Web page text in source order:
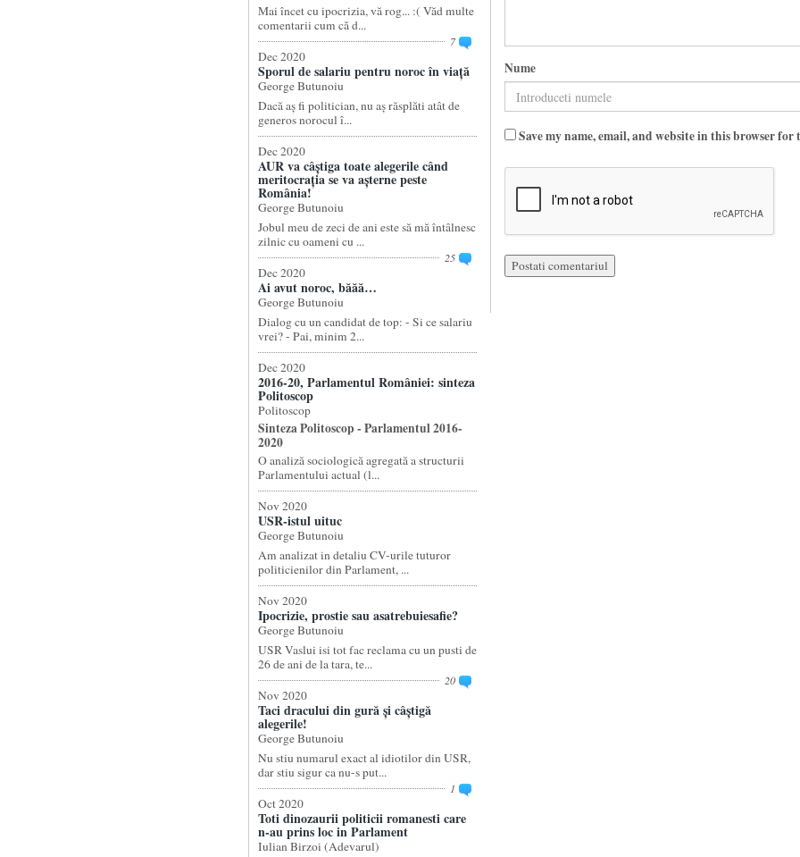
Mai încet cu ipocrizia, vă rog... :( Văd multe
comentarii cum că d...
7
Dec 2020
Sporul de salariu pentru noroc în viață
George Butunoiu
Dacă aș fi politician, nu aș răsplăti atât de
generos norocul î...
Dec 2020
AUR va câștiga toate alegerile când
meritocrația se va așterne peste
România!
George Butunoiu
Jobul meu de zeci de ani este să mă întâlnesc
zilnic cu oameni cu ...
25
Dec 2020
Ai avut noroc, băăă…
George Butunoiu
Dialog cu un candidat de top: - Si ce salariu
vrei? - Pai, minim 2...
Dec 2020
2016-20, Parlamentul României: sinteza
Politoscop
Politoscop
Sinteza Politoscop - Parlamentul 2016-
2020
O analiză sociologică agregată a structurii
Parlamentului actual (l...
Nov 2020
USR-istul uituc
George Butunoiu
Am analizat in detaliu CV-urile tuturor
politicienilor din Parlament, ...
Nov 2020
Ipocrizie, prostie sau asatrebuiesafie?
George Butunoiu
USR Vaslui isi tot fac reclama cu un pusti de
26 de ani de la tara, te...
20
Nov 2020
Taci dracului din gură și câștigă
alegerile!
George Butunoiu
Nu stiu numarul exact al idiotilor din USR,
dar stiu sigur ca nu-s put...
1
Oct 2020
Toti dinozaurii politicii romanesti care
n-au prins loc in Parlament
Iulian Birzoi (Adevarul)
Nume
Save my name, email, and website in this browser